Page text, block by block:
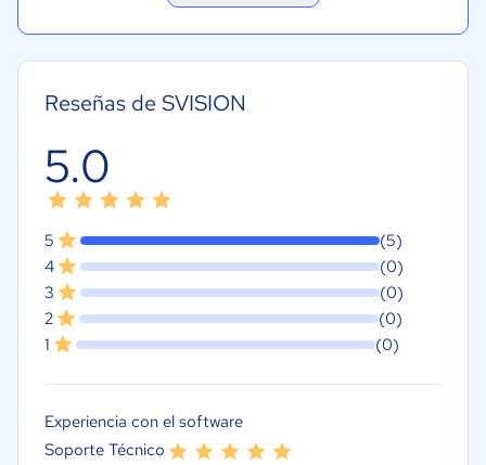
Reseñas de SVISION
5.0
5
(5)
4
(0)
3
(0)
2
(0)
1
(0)
Experiencia con el software
Soporte Técnico